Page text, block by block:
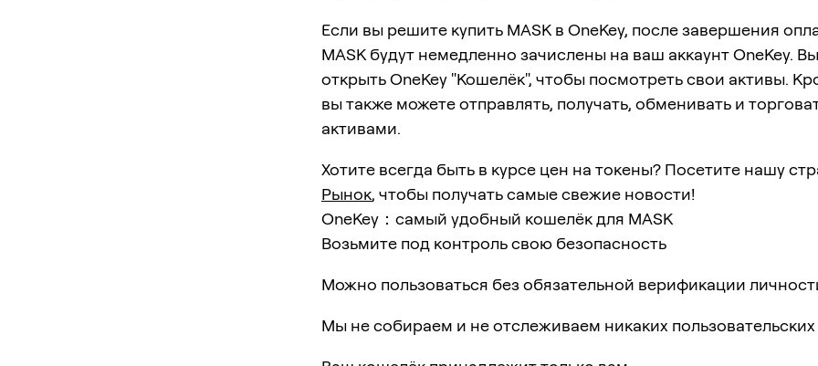
Если вы решите купить MASK в OneKey, после завершения
MASK будут немедленно зачислены на ваш аккаунт OneKey.
открыть OneKey "Кошелёк", чтобы посмотреть свои активы.
вы также можете отправлять, получать, обменивать и
активами.
Хотите всегда быть в курсе цен на токены? Посетите нашу
Рынок, чтобы получать самые свежие новости!
OneKey：самый удобный кошелёк для MASK
Возьмите под контроль свою безопасность
Можно пользоваться без обязательной верификации
Мы не собираем и не отслеживаем никаких